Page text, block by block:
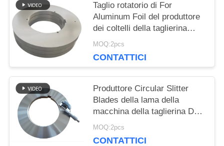
Taglio rotatorio di For
Aluminum Foil del produttore
dei coltelli della taglierina
della lamiera sottile
MOQ:2pcs
CONTATTICI
Produttore Circular Slitter
Blades della lama della
macchina della taglierina D2
per la linea di rivestimento
MOQ:2pcs
CONTATTICI